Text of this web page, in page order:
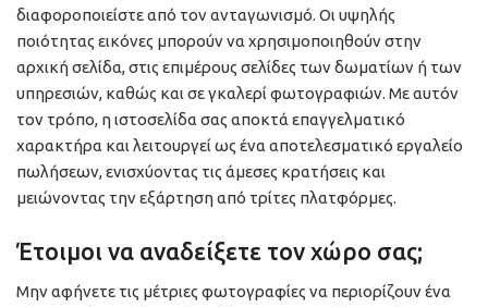
διαφοροποιείστε από τον ανταγωνισμό. Οι υψηλής
ποιότητας εικόνες μπορούν να χρησιμοποιηθούν στην
αρχική σελίδα, στις επιμέρους σελίδες των δωματίων ή των
υπηρεσιών, καθώς και σε γκαλερί φωτογραφιών. Με αυτόν
τον τρόπο, η ιστοσελίδα σας αποκτά επαγγελματικό
χαρακτήρα και λειτουργεί ως ένα αποτελεσματικό εργαλείο
πωλήσεων, ενισχύοντας τις άμεσες κρατήσεις και
μειώνοντας την εξάρτηση από τρίτες πλατφόρμες.
Έτοιμοι να αναδείξετε τον χώρο σας;
Μην αφήνετε τις μέτριες φωτογραφίες να περιορίζουν ένα